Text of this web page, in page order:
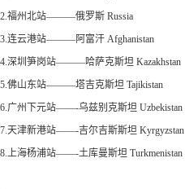
2.福州北站———俄罗斯 Russia
3.连云港站———阿富汗 Afghanistan
4.深圳笋岗站———哈萨克斯坦 Kazakhstan
5.佛山东站———塔吉克斯坦 Tajikistan
6.广州下元站——-乌兹别克斯坦 Uzbekistan
7.天津新港站——-吉尔吉斯斯坦 Kyrgyzstan
8.上海杨浦站——-土库曼斯坦 Turkmenistan